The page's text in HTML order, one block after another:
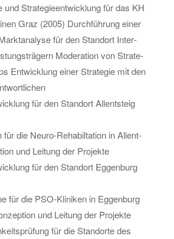
und Stra­te­gie­ent­wick­lung für das KH
Graz (2005) Durch­füh­rung einer
für den Stand­ort In­ter­
Mo­dera­ti­on von Stra­te­
Ent­wick­lung einer Stra­te­gie mit den
für den Stand­ort Al­lent­steig
für die Neu­ro-Re­ha­bil­ta­ti­on in Al­lent­
und Lei­tung der Pro­jek­te
für den Stand­ort Eg­gen­burg
für die PSO-Kli­ni­ken in Eg­gen­burg
und Lei­tung der Pro­jek­te
für die Stand­or­te des